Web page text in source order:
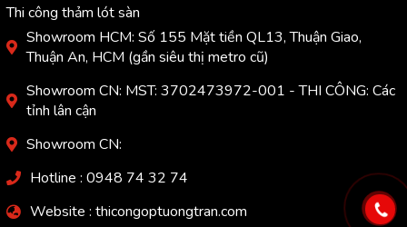
Thi công thảm lót sàn
Showroom HCM: Số 155 Mặt tiền QL13, Thuận Giao,
Thuận An, HCM (gần siêu thị metro cũ)
Showroom CN: MST: 3702473972-001 - THI CÔNG: Các
tỉnh lân cận
Showroom CN:
Hotline : 0948 74 32 74
Website : thicongoptuongtran.com